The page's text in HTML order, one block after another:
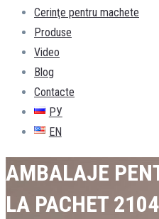
Cerinţe pentru machete
Produse
Video
Blog
Contacte
РУ
EN
AMBALAJE
LA PACHET